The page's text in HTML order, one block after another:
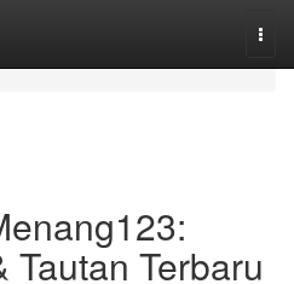
Tautan Terbaru